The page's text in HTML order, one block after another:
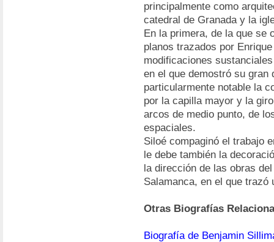
principalmente como
catedral de Granada y la
En la primera, de la que se
planos trazados por
modificaciones
en el que demostró su gran
particularmente notable la
por la capilla mayor y la
arcos de medio punto, de
espaciales.
Siloé compaginó el trabajo
le debe también la
la dirección de las obras
Salamanca, en el que
Otras Biografías
Biografía de Benjamin